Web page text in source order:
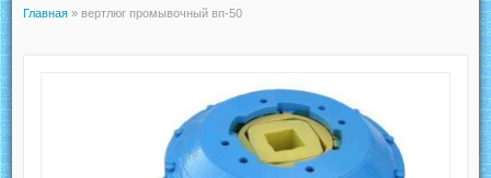
Главная » вертлюг промывочный вп-50